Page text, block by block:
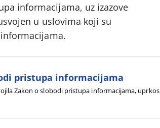
informacijama, uz izazove
u uslovima koji su
pristupa informacijama
Zakon o slobodi pristupa informacijama, uprkos